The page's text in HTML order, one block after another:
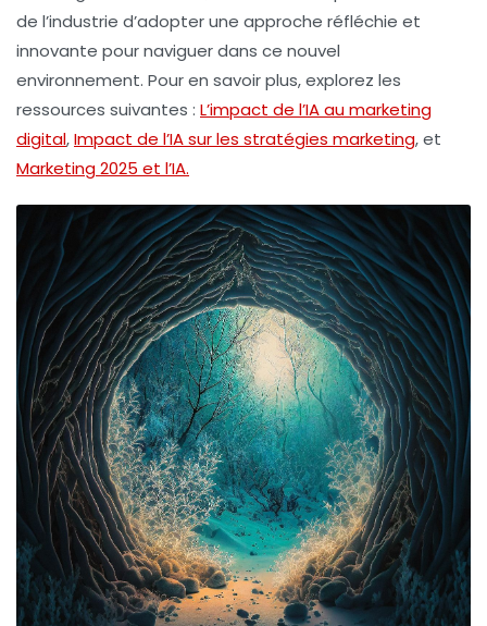
de l’industrie d’adopter une approche réfléchie et
innovante pour naviguer dans ce nouvel
environnement. Pour en savoir plus, explorez les
ressources suivantes : L’impact de l’IA au marketing
digital,Impact de l’IA sur les stratégies marketing, et
Marketing 2025 et l’IA.